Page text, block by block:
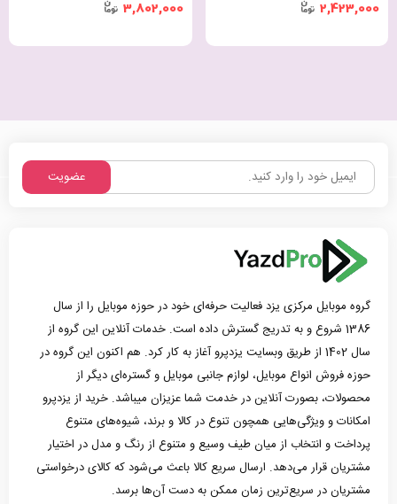
2,423,000
3,802,000
عضویت
گروه موبایل مرکزی یزد فعالیت حرفه‌ای خود در حوزه موبایل را از سال
1386 شروع و به تدریج گسترش داده است. خدمات آنلاین این گروه از
سال 1402 از طریق وبسایت یزدپرو آغاز به کار کرد. هم اکنون این گروه در
حوزه فروش انواع موبایل، لوازم جانبی موبایل و گستره‌ای دیگر از
محصولات، بصورت آنلاین در خدمت شما عزیزان میباشد. خرید از یزدپرو
امکانات و ویژگی‌هایی همچون تنوع در کالا و برند، شیوه‌های متنوع
پرداخت و انتخاب از میان طیف وسیع و متنوع از رنگ و مدل در اختیار
مشتریان قرار می‌دهد. ارسال سریع کالا باعث می‌شود که کالای درخواستی
مشتریان در سریع‌ترین زمان ممکن به دست آن‌ها برسد.